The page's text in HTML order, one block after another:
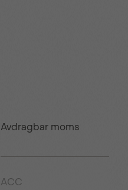
Avdragbar moms
ACC